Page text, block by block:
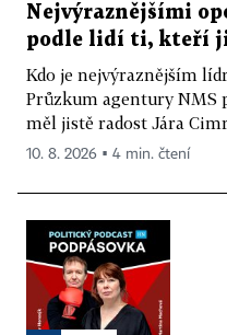
Nejvýraznějšími
podle lidí ti, kteří
Kdo je nejvýraznějším
Průzkum agentury NMS
měl jistě radost Jára
10. 8. 2026 ▪ 4 min. čtení